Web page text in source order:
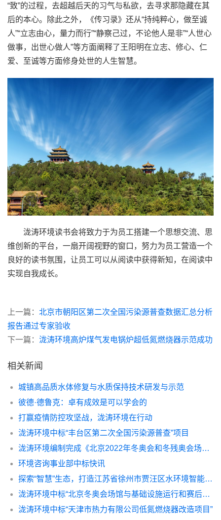
“致”的过程，去超越后天的习气与私欲，去寻求那隐藏在其
后的本心。除此之外，《传习录》还从“持纯粹心，做至诚
人”“立志由心，量力而行”“静察己过，不论他人是非”“人世心
做事，出世心做人”等方面阐释了王阳明在立志、修心、仁
爱、至诚等方面修身处世的人生智慧。
泷涛环境读书会将致力于为员工搭建一个思想交流、思
维创新的平台，一扇开阔视野的窗口，努力为员工营造一个
良好的读书氛围，让员工可以从阅读中获得新知，在阅读中
实现自我成长。
上一篇： 北京市朝阳区第二次全国污染源普查数据汇总分析
报告通过专家验收
下一篇： 泷涛环境高炉煤气发电锅炉超低氮燃烧器示范成功
相关新闻
城镇高品质水体修复与水质保持技术研发与示范
彼德·德鲁克：卓有成效是可以学会的
打赢疫情防控攻坚战，泷涛环境在行动
泷涛环境中标“丰台区第二次全国污染源普查”项目
泷涛环境编制完成《北京2022年冬奥会和冬残奥会场馆与基础设施可持续性指南（赛时运行和赛后利用阶段）》
环境咨询事业部中标快讯
探索“智慧”生态，打造江苏省徐州市贾汪区水环境智能监管平台
泷涛环境中标“北京冬奥会场馆与基础设施运行和赛后阶段可持续性指南第三方服务机构采购项目”
泷涛环境中标“天津市热力有限公司低氮燃烧器改造项目”